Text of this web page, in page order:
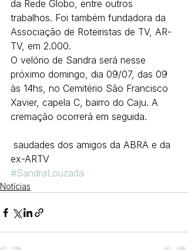
da Rede Globo, entre outros
trabalhos. Foi também fundadora da
Associação de Roteiristas de TV, AR-
TV, em 2.000.
O velório de Sandra será nesse
próximo domingo, dia 09/07, das 09
às 14hs, no Cemitério São Francisco
Xavier, capela C, bairro do Caju. A
cremação ocorrerá em seguida.
ex-ARTV
#SandraLouzada
Notícias